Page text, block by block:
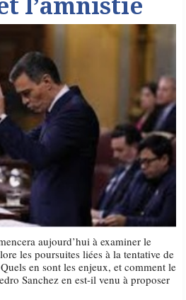
l’amnistie
aujourd’hui à examiner le
les poursuites liées à la tentative de
en sont les enjeux, et comment le
Sanchez en est-il venu à proposer